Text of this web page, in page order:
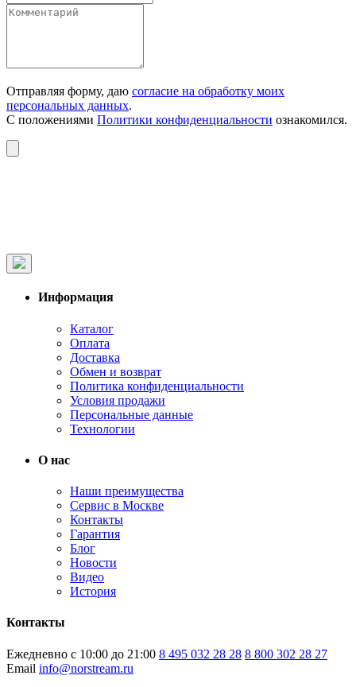
Отправляя форму, даю согласие на обработку моих
персональных данных.
С положениями Политики конфиденциальности ознакомился.
Информация
Каталог
Оплата
Доставка
Обмен и возврат
Политика конфиденциальности
Условия продажи
Персональные данные
Технологии
О нас
Наши преимущества
Сервис в Москве
Контакты
Гарантия
Блог
Новости
Видео
История
Контакты
Ежедневно с 10:00 до 21:00 8 495 032 28 28 8 800 302 28 27
Email info@norstream.ru